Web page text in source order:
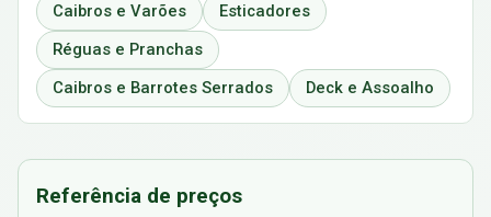
Caibros e Varões
Esticadores
Réguas e Pranchas
Caibros e Barrotes Serrados
Deck e Assoalho
Referência de preços